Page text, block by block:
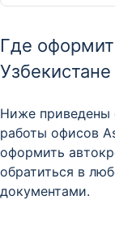
Где
Узбекистане
Ниже приведены
работы офисов
оформить
обратиться в
документами.